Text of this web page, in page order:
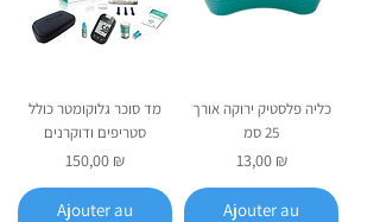
מד סוכר גלוקומטר כולל
סטריפים ודוקרנים
Prix
150,00 ₪
Ajouter au
כליה פלסטיק ירוקה אורך
25 סמ
Prix
13,00 ₪
Ajouter au